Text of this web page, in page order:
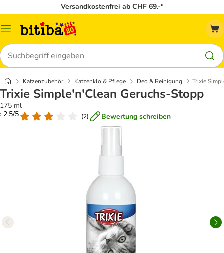
Versandkostenfrei ab CHF 69.-*
Menü
Suchen
Katzenzubehör Katzenklo & Pflege Deo & Reinigung Trixie
Trixie Simple'n'Clean Geruchs-Stopp
175 ml
: 2.5/5
(2) Bewertung schreiben